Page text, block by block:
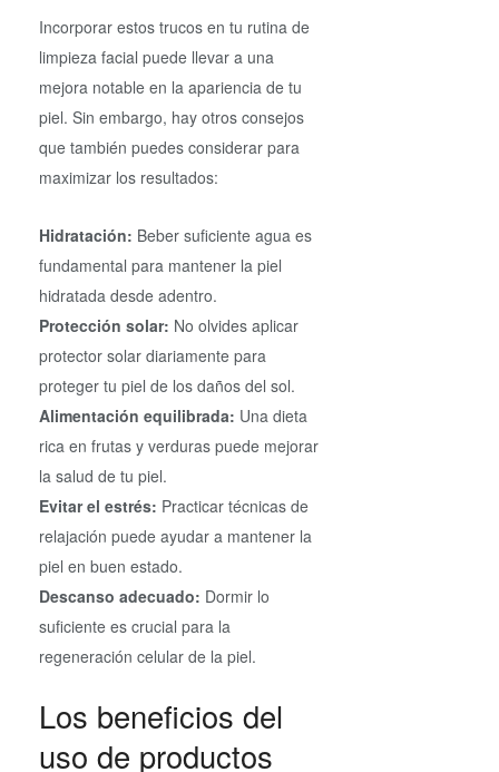
Incorporar estos trucos en tu rutina de
limpieza facial puede llevar a una
mejora notable en la apariencia de tu
piel. Sin embargo, hay otros consejos
que también puedes considerar para
maximizar los resultados:
Hidratación: Beber suficiente agua es
fundamental para mantener la piel
hidratada desde adentro.
Protección solar: No olvides aplicar
protector solar diariamente para
proteger tu piel de los daños del sol.
Alimentación equilibrada: Una dieta
rica en frutas y verduras puede mejorar
la salud de tu piel.
Evitar el estrés: Practicar técnicas de
relajación puede ayudar a mantener la
piel en buen estado.
Descanso adecuado: Dormir lo
suficiente es crucial para la
regeneración celular de la piel.
Los beneficios del
uso de productos